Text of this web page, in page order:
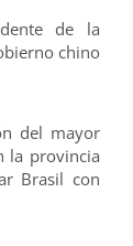
de la
chino
del mayor
la provincia
Brasil con